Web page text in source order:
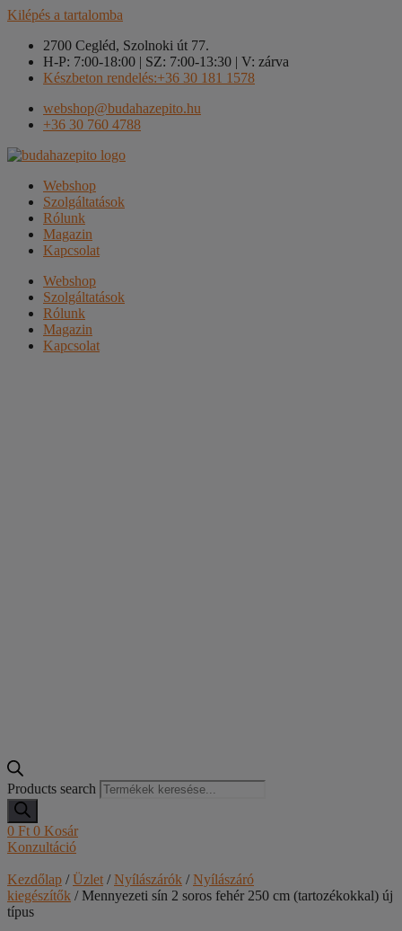
Kilépés a tartalomba
2700 Cegléd, Szolnoki út 77.
H-P: 7:00-18:00 | SZ: 7:00-13:30 | V: zárva
Készbeton rendelés:+36 30 181 1578
webshop@budahazepito.hu
+36 30 760 4788
Webshop
Szolgáltatások
Rólunk
Magazin
Kapcsolat
Webshop
Szolgáltatások
Rólunk
Magazin
Kapcsolat
Products search
0 Ft 0 Kosár
Konzultáció
Kezdőlap /Üzlet /Nyílászárók /Nyílászáró
kiegészítők / Mennyezeti sín 2 soros fehér 250 cm (tartozékokkal) új
típus